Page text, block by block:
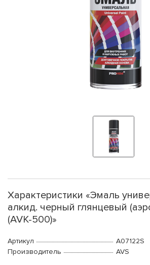
Характеристики «Эмаль
алкид. черный глянцевый
(AVK-500)»
Артикул
A07122S
Производитель
AVS